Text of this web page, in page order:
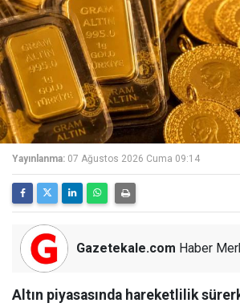
Yayınlanma: 07 Ağustos 2026 Cuma 09:14
Gazetekale.com Haber
Altın piyasasında hareketlilik